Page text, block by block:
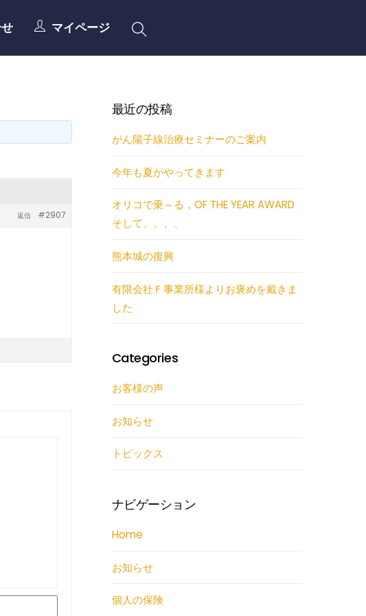
マイページ
#2907
返信
最近の投稿
がん陽子線治療セミナーのご案内
今年も夏がやってきます
オリコで乗～る，OF THE YEAR AWARD
そして、、、、
熊本城の復興
有限会社Ｆ事業所様よりお褒めを戴きま
した
Categories
お客様の声
お知らせ
トピックス
ナビゲーション
Home
お知らせ
個人の保険